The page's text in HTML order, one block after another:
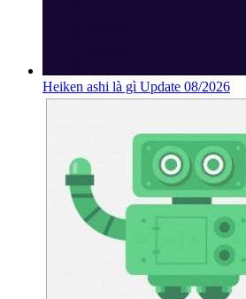
Heiken ashi là gì Update 08/2026